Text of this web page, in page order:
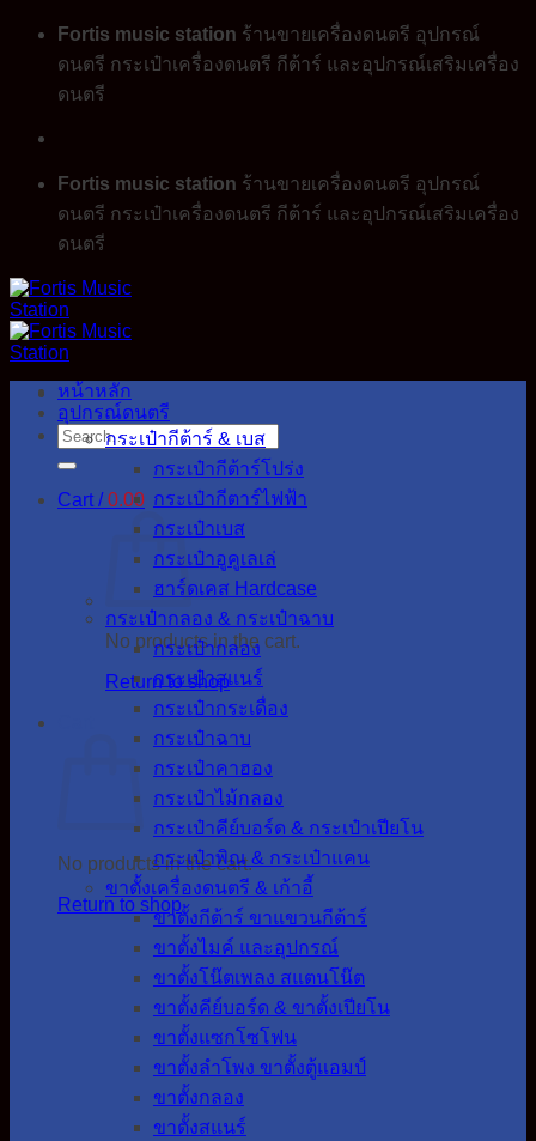
Skip
content
Fortis music station ร้านขายเครื่องดนตรี อุปกรณ์
ดนตรี กระเป๋าเครื่องดนตรี กีต้าร์ และอุปกรณ์เสริมเครื่อง
ดนตรี
Fortis music station ร้านขายเครื่องดนตรี อุปกรณ์
ดนตรี กระเป๋าเครื่องดนตรี กีต้าร์ และอุปกรณ์เสริมเครื่อง
ดนตรี
Search
for:
Cart /0.00
No products in the cart.
Return to shop
No products in the cart.
Return to shop
หน้าหลัก
อุปกรณ์ดนตรี
กระเป๋ากีต้าร์ & เบส
กระเป๋ากีต้าร์โปร่ง
กระเป๋ากีตาร์ไฟฟ้า
กระเป๋าเบส
กระเป๋าอูคูเลเล่
ฮาร์ดเคส Hardcase
กระเป๋ากลอง & กระเป๋าฉาบ
กระเป๋ากลอง
กระเป๋าสแนร์
กระเป๋ากระเดื่อง
กระเป๋าฉาบ
กระเป๋าคาฮอง
กระเป๋าไม้กลอง
กระเป๋าคีย์บอร์ด & กระเป๋าเปียโน
กระเป๋าพิณ & กระเป๋าแคน
ขาตั้งเครื่องดนตรี & เก้าอี้
ขาตั้งกีต้าร์ ขาแขวนกีต้าร์
ขาตั้งไมค์ และอุปกรณ์
ขาตั้งโน๊ตเพลง สแตนโน๊ต
ขาตั้งคีย์บอร์ด & ขาตั้งเปียโน
ขาตั้งแซกโซโฟน
ขาตั้งลำโพง ขาตั้งตู้แอมป์
ขาตั้งกลอง
ขาตั้งสแนร์